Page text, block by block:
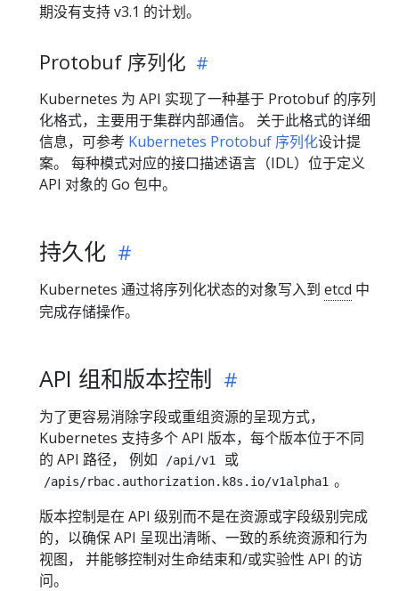
期没有支持 v3.1 的计划。
Protobuf 序列化
Kubernetes 为 API 实现了一种基于 Protobuf 的序列
化格式，主要用于集群内部通信。 关于此格式的详细
信息，可参考 Kubernetes Protobuf 序列化设计提
案。 每种模式对应的接口描述语言（IDL）位于定义
API 对象的 Go 包中。
持久化
Kubernetes 通过将序列化状态的对象写入到 etcd 中
完成存储操作。
API 组和版本控制
为了更容易消除字段或重组资源的呈现方式，
Kubernetes 支持多个 API 版本，每个版本位于不同
的 API 路径， 例如
/api/v1 或
/apis/rbac.authorization.k8s.io/v1alpha1 。
版本控制是在 API 级别而不是在资源或字段级别完成
的，以确保 API 呈现出清晰、一致的系统资源和行为
视图， 并能够控制对生命结束和/或实验性 API 的访
问。